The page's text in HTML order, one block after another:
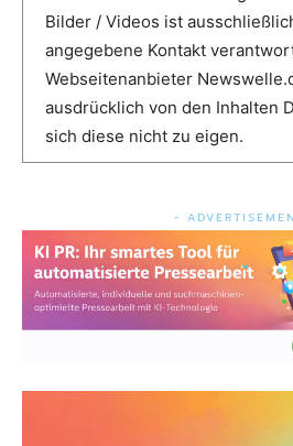
Bilder / Videos ist
angegebene Kontakt
Webseitenanbieter
ausdrücklich von den Inhalten
sich diese nicht zu eigen.
-